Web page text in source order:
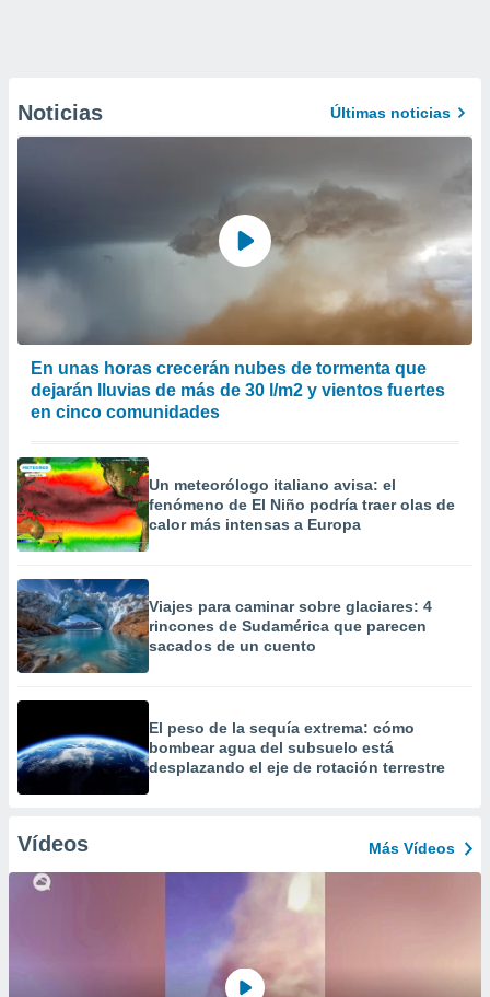
Noticias Últimas noticias
En unas horas crecerán nubes de tormenta que
dejarán lluvias de más de 30 l/m2 y vientos fuertes
en cinco comunidades
Un meteorólogo italiano avisa: el
fenómeno de El Niño podría traer olas de
calor más intensas a Europa
Viajes para caminar sobre glaciares: 4
rincones de Sudamérica que parecen
sacados de un cuento
El peso de la sequía extrema: cómo
bombear agua del subsuelo está
desplazando el eje de rotación terrestre
Vídeos Más Vídeos